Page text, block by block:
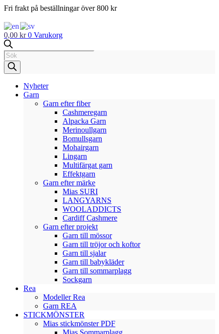
Hoppa
innehåll
Fri frakt på beställningar över 800 kr
0,00 kr 0 Varukorg
Products
search
Nyheter
Garn
Garn efter fiber
Cashmeregarn
Alpacka Garn
Merinoullgarn
Bomullsgarn
Mohairgarn
Lingarn
Multifärgat garn
Effektgarn
Garn efter märke
Mias SURI
LANGYARNS
WOOLADDICTS
Cardiff Cashmere
Garn efter projekt
Garn till mössor
Garn till tröjor och koftor
Garn till sjalar
Garn till babykläder
Garn till sommarplagg
Sockgarn
Rea
Modeller Rea
Garn REA
STICKMÖNSTER
Mias stickmönster PDF